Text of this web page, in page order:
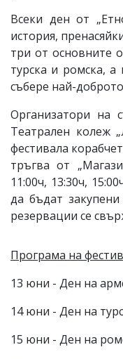
Всеки ден от
история,
три от основните
турска и ромска, а
събере най-
Организатори на
Театрален колеж
фестивала
тръгва от
11:00ч, 13:30ч,
да бъдат
резервации се
Програма на
13 юни - Ден на
14 юни - Ден на
15 юни - Ден на